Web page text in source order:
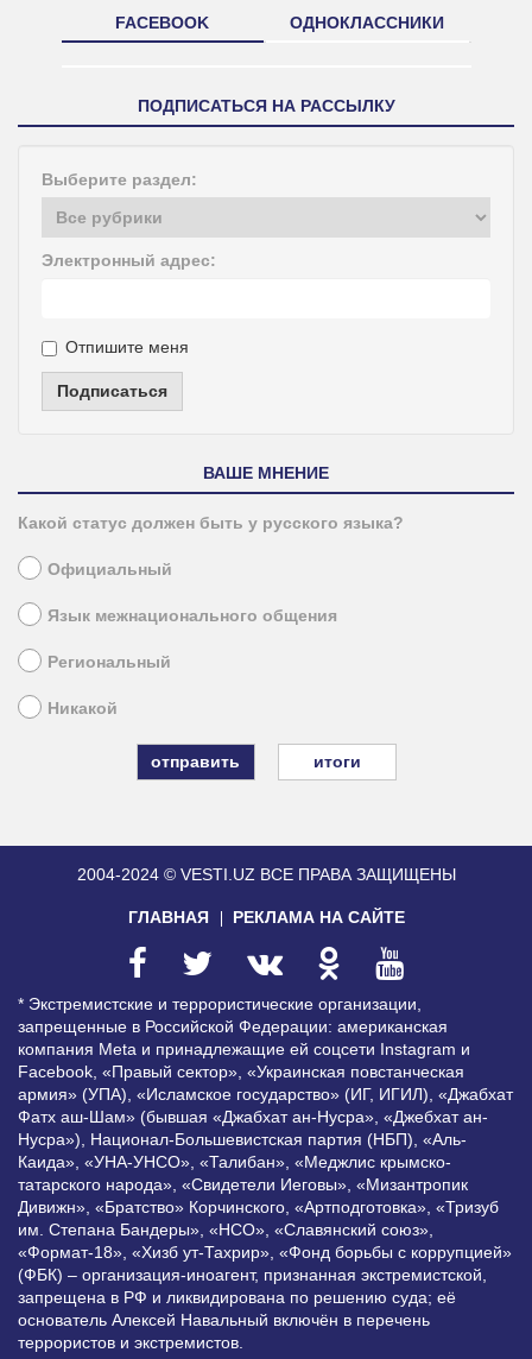
FACEBOOK ОДНОКЛАССНИКИ
ПОДПИСАТЬСЯ НА РАССЫЛКУ
Выберите раздел:
Электронный адрес:
Отпишите меня
Подписаться
ВАШЕ МНЕНИЕ
Какой статус должен быть у русского языка?
Официальный
Язык межнационального общения
Региональный
Никакой
итоги
2004-2024 © VESTI.UZ ВСЕ ПРАВА ЗАЩИЩЕНЫ
ГЛАВНАЯ РЕКЛАМА НА САЙТЕ
* Экстремистские и террористические организации,
запрещенные в Российской Федерации: американская
компания Meta и принадлежащие ей соцсети Instagram и
Facebook, «Правый сектор», «Украинская повстанческая
армия» (УПА), «Исламское государство» (ИГ, ИГИЛ), «Джабхат
Фатх аш-Шам» (бывшая «Джабхат ан-Нусра», «Джебхат ан-
Нусра»), Национал-Большевистская партия (НБП), «Аль-
Каида», «УНА-УНСО», «Талибан», «Меджлис крымско-
татарского народа», «Свидетели Иеговы», «Мизантропик
Дивижн», «Братство» Корчинского, «Артподготовка», «Тризуб
им. Степана Бандеры», «НСО», «Славянский союз»,
«Формат-18», «Хизб ут-Тахрир», «Фонд борьбы с коррупцией»
(ФБК) – организация-иноагент, признанная экстремистской,
запрещена в РФ и ликвидирована по решению суда; её
основатель Алексей Навальный включён в перечень
террористов и экстремистов.